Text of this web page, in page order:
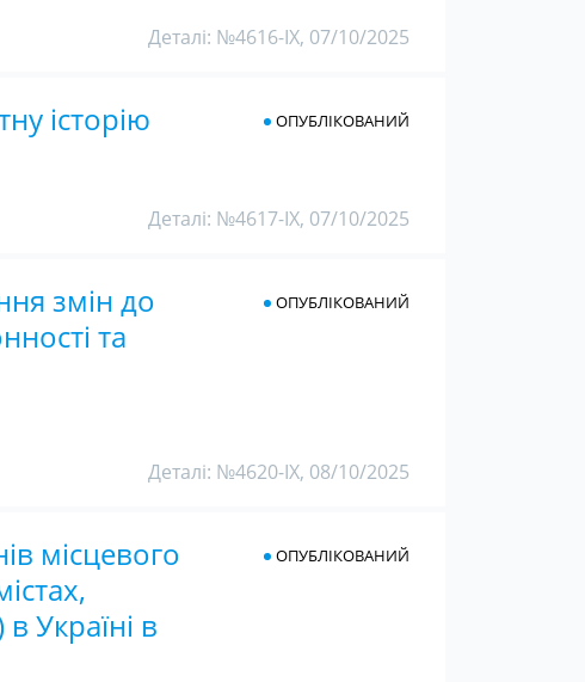
Деталі: №4616-IX, 07/10/2025
історію ОПУБЛІКОВАНИЙ
Деталі: №4617-IX, 07/10/2025
змін до
та
ОПУБЛІКОВАНИЙ
Деталі: №4620-IX, 08/10/2025
місцевого
Україні в
ОПУБЛІКОВАНИЙ